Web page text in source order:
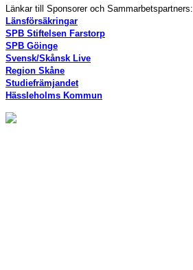
Länkar till Sponsorer och Sammarbetspartners:
Länsförsäkringar
SPB Stiftelsen Farstorp
SPB Göinge
Svensk/Skånsk Live
Region Skåne
Studiefrämjandet
Hässleholms Kommun